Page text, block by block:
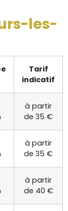
les-
Tarif
indicatif
à partir
de 35 €
à partir
de 35 €
à partir
de 40 €